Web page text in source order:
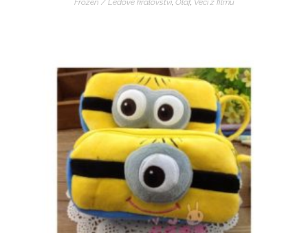
Frozen / Ledové království, Olaf, Veci z filmu